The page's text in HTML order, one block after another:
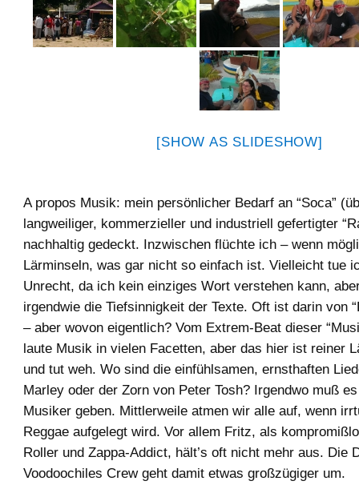
[SHOW AS SLIDESHOW]
A propos Musik: mein persönlicher Bedarf an “Soca”
langweiliger, kommerzieller und industriell gefertigter
nachhaltig gedeckt. Inzwischen flüchte ich – wenn
Lärminseln, was gar nicht so einfach ist. Vielleicht tue
Unrecht, da ich kein einziges Wort verstehen kann,
irgendwie die Tiefsinnigkeit der Texte. Oft ist darin von
– aber wovon eigentlich? Vom Extrem-Beat dieser
laute Musik in vielen Facetten, aber das hier ist reiner
und tut weh. Wo sind die einfühlsamen, ernsthaften
Marley oder der Zorn von Peter Tosh? Irgendwo muß
Musiker geben. Mittlerweile atmen wir alle auf, wenn
Reggae aufgelegt wird. Vor allem Fritz, als
Roller und Zappa-Addict, hält’s oft nicht mehr aus. Die
Voodoochiles Crew geht damit etwas großzügiger um.